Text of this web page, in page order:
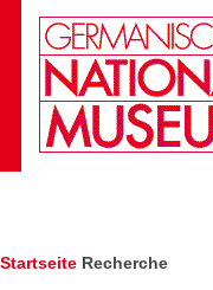
Direkt zum Inhalt
Pfadnavigation
Startseite Recherche